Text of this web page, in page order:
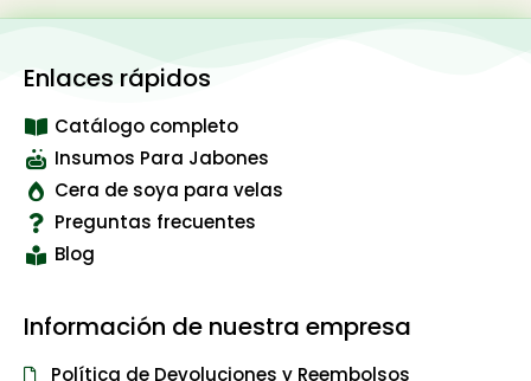
Enlaces rápidos
Catálogo completo
Insumos Para Jabones
Cera de soya para velas
Preguntas frecuentes
Blog
Información de nuestra empresa
Política de Devoluciones y Reembolsos